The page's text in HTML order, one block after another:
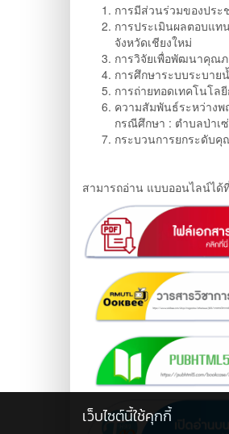
การมีส่วนร่วมของปร
การประเมินผลตอบแ
จังหวัดเชียงใหม่
การวิจัยเพื่อพัฒนาคุณ
การศึกษาระบบระบาย
การถ่ายทอดเทคโนโ
ความสัมพันธ์ระหว่างพ
กรณีศึกษา : ตำบลป่าเ
กระบวนการยกระดับ
สามารถอ่าน แบบออนไลน์ได้
เว็บไซต์นี้ใช้คุกกี้